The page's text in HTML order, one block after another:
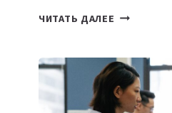
ЧИТАТЬ ДАЛЕЕ ИИ-
БИЗНЕСА:
КАКИЕ
3